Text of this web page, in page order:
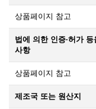
상품페이지 참고
법에 의한 인증·허가
사항
상품페이지 참고
제조국 또는 원산지